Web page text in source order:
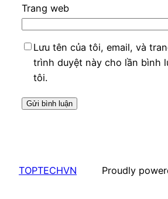
Trang web
Lưu tên của tôi, email, và
trình duyệt này cho lần bình
tôi.
TOPTECHVN Proudly